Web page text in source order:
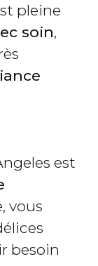
pleine
soin,
est
vous
besoin